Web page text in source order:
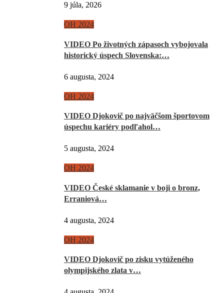
9 júla, 2026
OH 2024
VIDEO Po životných zápasoch vybojovala
historický úspech Slovenska:…
6 augusta, 2024
OH 2024
VIDEO Djokovič po najväčšom športovom
úspechu kariéry podľahol…
5 augusta, 2024
OH 2024
VIDEO České sklamanie v boji o bronz,
Erraniová…
4 augusta, 2024
OH 2024
VIDEO Djokovič po zisku vytúženého
olympijského zlata v…